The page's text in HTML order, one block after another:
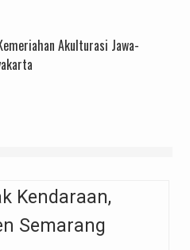
Akulturasi Jawa-